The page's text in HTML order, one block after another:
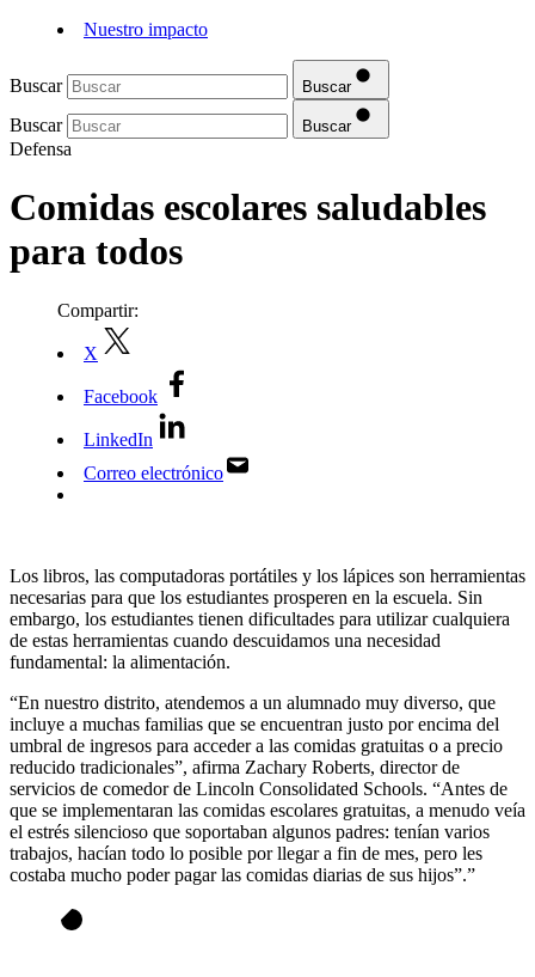
Nuestro impacto
Buscar Buscar
Buscar Buscar
Defensa
Comidas escolares saludables
para todos
Compartir:
X
Facebook
LinkedIn
Correo electrónico
Los libros, las computadoras portátiles y los lápices son herramientas
necesarias para que los estudiantes prosperen en la escuela. Sin
embargo, los estudiantes tienen dificultades para utilizar cualquiera
de estas herramientas cuando descuidamos una necesidad
fundamental: la alimentación.
“En nuestro distrito, atendemos a un alumnado muy diverso, que
incluye a muchas familias que se encuentran justo por encima del
umbral de ingresos para acceder a las comidas gratuitas o a precio
reducido tradicionales”, afirma Zachary Roberts, director de
servicios de comedor de Lincoln Consolidated Schools. “Antes de
que se implementaran las comidas escolares gratuitas, a menudo veía
el estrés silencioso que soportaban algunos padres: tenían varios
trabajos, hacían todo lo posible por llegar a fin de mes, pero les
costaba mucho poder pagar las comidas diarias de sus hijos”.”